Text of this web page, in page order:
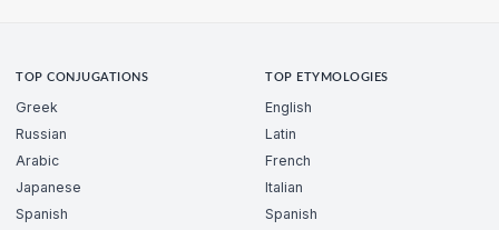
TOP CONJUGATIONS
Greek
Russian
Arabic
Japanese
Spanish
TOP ETYMOLOGIES
English
Latin
French
Italian
Spanish